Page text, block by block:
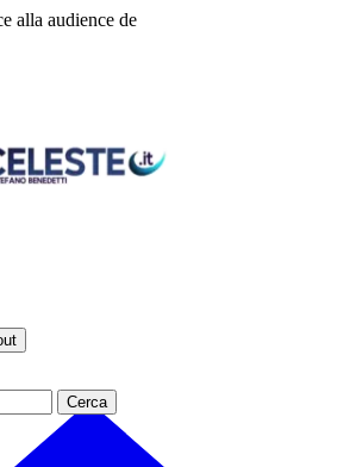
alla audience de
Cerca